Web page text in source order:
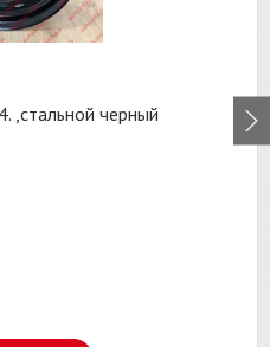
,стальной черный